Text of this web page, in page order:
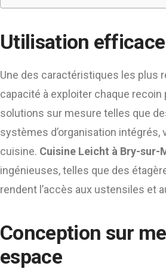
Utilisation efficace
Une des caractéristiques les plus
capacité à exploiter chaque
solutions sur mesure telles que
systèmes d’organisation
cuisine. Cuisine Leicht à Bry-sur-
ingénieuses, telles que des
rendent l’accès aux ustensiles et
Conception sur
espace